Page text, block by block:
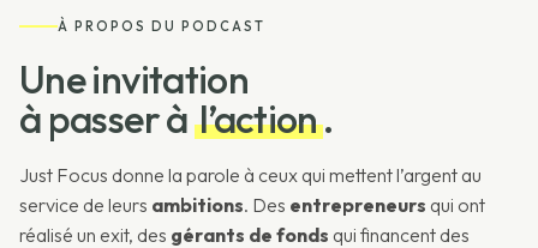
À PROPOS DU PODCAST
Une invitation
à passer à l’action.
Just Focus donne la parole à ceux qui mettent l’argent au
service de leurs ambitions. Des entrepreneurs qui ont
réalisé un exit, des gérants de fonds qui financent des